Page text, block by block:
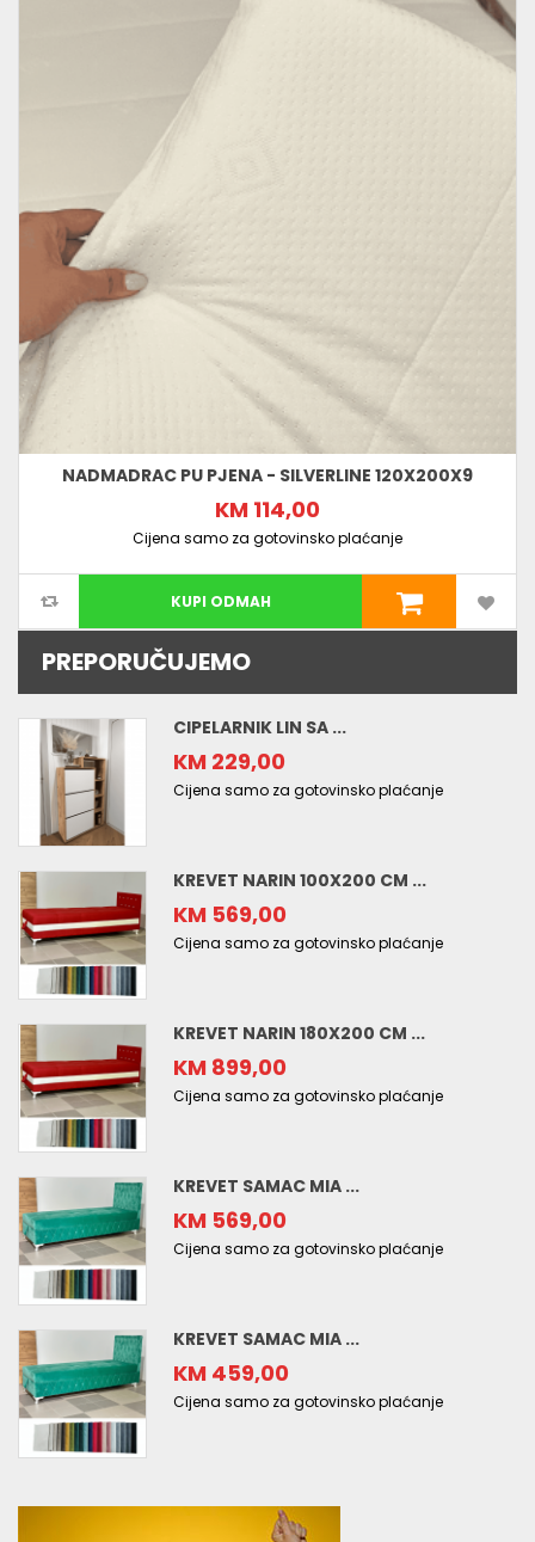
NADMADRAC PU PJENA - SILVERLINE 120X200X9
KM 114,00
Cijena samo za gotovinsko plaćanje
KUPI ODMAH
PREPORUČUJEMO
CIPELARNIK LIN SA ...
KM 229,00
Cijena samo za gotovinsko plaćanje
KREVET NARIN 100X200 CM ...
KM 569,00
Cijena samo za gotovinsko plaćanje
KREVET NARIN 180X200 CM ...
KM 899,00
Cijena samo za gotovinsko plaćanje
KREVET SAMAC MIA ...
KM 569,00
Cijena samo za gotovinsko plaćanje
KREVET SAMAC MIA ...
KM 459,00
Cijena samo za gotovinsko plaćanje